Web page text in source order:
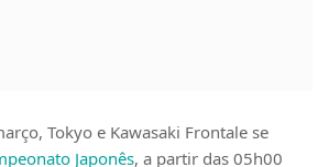
Tokyo e Kawasaki Frontale se
Japonês, a partir das 05h00